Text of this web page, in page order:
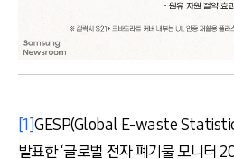
[1]GESP(Global E-waste
발표한 ‘글로벌 전자 폐기물 모니